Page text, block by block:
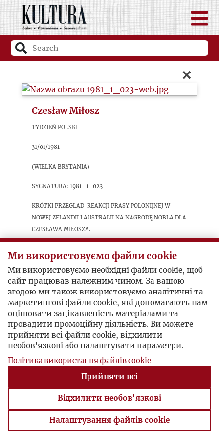
×
Czesław Miłosz
Tydzień Polski
31/01/1981
(Wielka Brytania)
sygnatura: 1981_1_023
Krótki przegląd reakcji prasy polonijnej w
Nowej Zelandii i Australii na nagrodę Nobla dla
Czesława Miłosza.
Postacie powiązane
Bohater:Czesław Miłosz
Ми використовуємо файли cookie
Ми використовуємо необхідні файли cookie, щоб
сайт працював належним чином. За вашою
згодою ми також використовуємо аналітичні та
маркетингові файли cookie, які допомагають нам
оцінювати зацікавленість матеріалами та
провадити промоційну діяльність. Ви можете
прийняти всі файли cookie, відхилити
необов'язкові або налаштувати параметри.
Політика використання файлів cookie
Прийняти всі
Відхилити необов'язкові
Налаштування файлів cookie
Налаштування файлів cookie